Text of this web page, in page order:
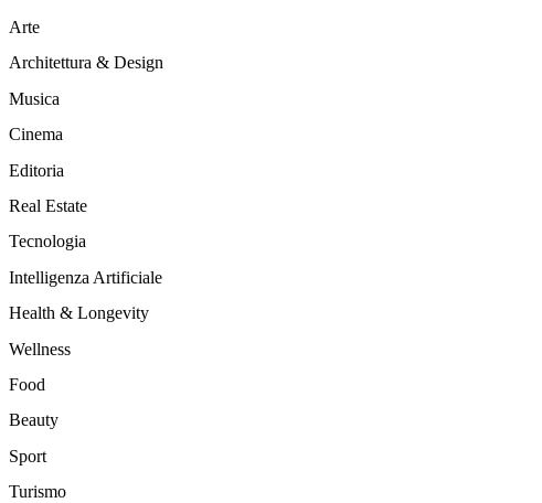
Arte
Architettura & Design
Musica
Cinema
Editoria
Real Estate
Tecnologia
Intelligenza Artificiale
Health & Longevity
Wellness
Food
Beauty
Sport
Turismo